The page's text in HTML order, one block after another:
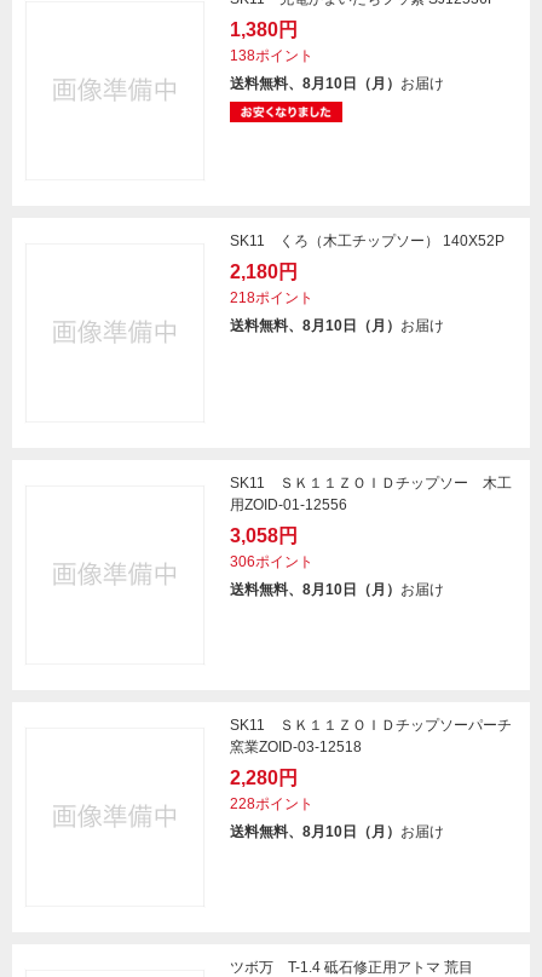
1,380円
138ポイント
送料無料、8月10日（月） お届け
SK11 くろ（木工チップソー） 140X52P
2,180円
218ポイント
送料無料、8月10日（月） お届け
SK11 ＳＫ１１ＺＯＩＤチップソー 木工
用ZOID-01-12556
3,058円
306ポイント
送料無料、8月10日（月） お届け
SK11 ＳＫ１１ＺＯＩＤチップソーパーチ
窯業ZOID-03-12518
2,280円
228ポイント
送料無料、8月10日（月） お届け
ツボ万 T-1.4 砥石修正用アトマ 荒目